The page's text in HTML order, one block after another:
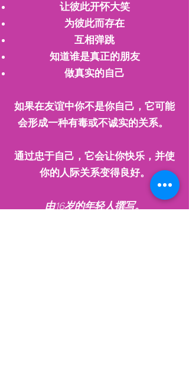
让彼此开怀大笑
为彼此而存在
互相弹跳
知道谁是真正的朋友
做真实的自己
如果在友谊中你不是你自己，它可能
会形成一种有毒或不诚实的关系。
通过忠于自己，它会让你快乐，并使
你的人际关系变得良好。
由16岁的年轻人撰写。